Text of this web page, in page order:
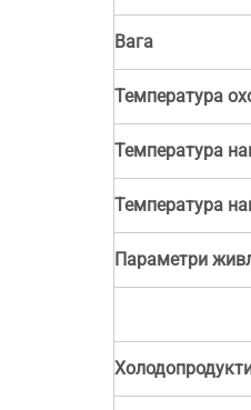
Вага
Температура
Температура
Температура
Параметри